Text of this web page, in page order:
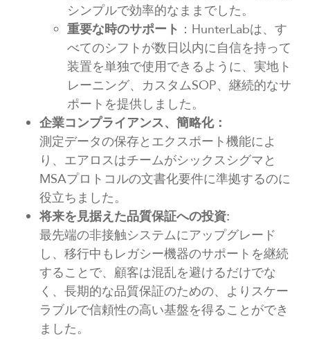
シンプルで効率的なままでした。
重要な時のサポート ：HunterLabは、す
べてのシフトが数日以内に自信を持って
装置を単独で使用できるように、実地ト
レーニング、カスタムSOP、継続的なサ
ポートを提供しました。
企業コンプライアンス、簡略化：
測定データの保存とエクスポート機能によ
り、エアロスはチームがシックスシグマと
MSAプロトコルの文書化要件に準拠するのに
役立ちました。
将来を見据えた品質保証への投資:
最先端の非接触システムにアップグレード
し、移行中もレガシー機器のサポートを継続
することで、顧客は混乱を避けるだけでな
く、長期的な品質保証のための、よりスケー
ラブルで信頼性の高い基盤を得ることができ
ました。